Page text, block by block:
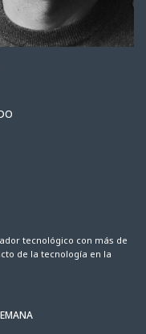
tecnológico con más de
de la tecnología en la